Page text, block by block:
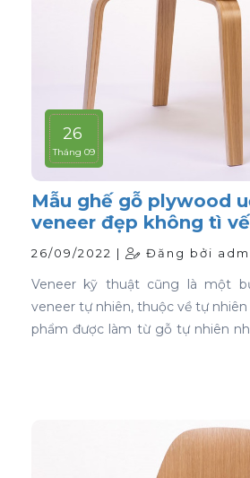
26
Tháng 09
Mẫu ghế gỗ plywood
veneer đẹp không tì
26/09/2022 | Đăng bởi
Veneer kỹ thuật cũng là một
veneer tự nhiên, thuộc về tự
phẩm được làm từ gỗ tự nhiên